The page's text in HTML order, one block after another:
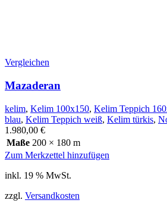
Vergleichen
Mazaderan
kelim, Kelim 100x150, Kelim Teppich
blau, Kelim Teppich weiß, Kelim türkis,
1.980,00 €
Maße 200 × 180 m
Zum Merkzettel hinzufügen
inkl. 19 % MwSt.
zzgl. Versandkosten